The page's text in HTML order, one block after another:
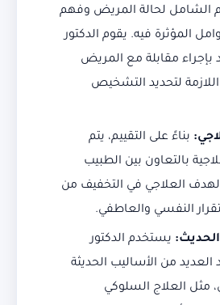
الشامل لحالة المريض وفهم
المؤثرة فيه. يقوم الدكتور
مقابلة مع المريض
لتحديد التشخيص
: بناءً على التقييم، يتم
بالتعاون بين الطبيب
العلاجي في التخفيف من
النفسي والعاطفي.
: يستخدم الدكتور
من الأساليب الحديثة
مثل العلاج السلوكي